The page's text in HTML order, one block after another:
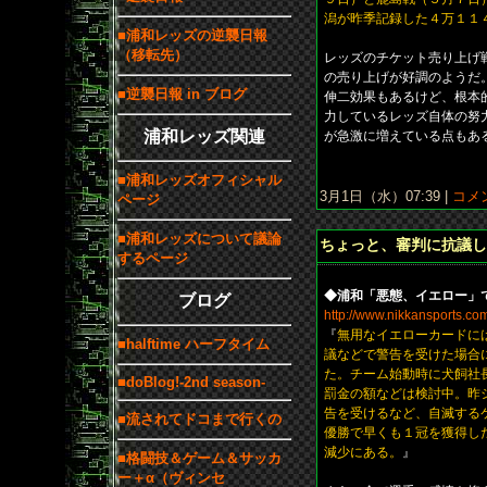
■浦和レッズの逆襲日報
（移転先）
■逆襲日報 in ブログ
浦和レッズ関連
■浦和レッズオフィシャル
ページ
■浦和レッズについて議論
するページ
ブログ
■halftime ハーフタイム
■doBlog!-2nd season-
■流されてドコまで行くの
■格闘技＆ゲーム＆サッカ
ー＋α（ヴィンセ
潟が昨季記録した４万１１
レッズのチケット売り上
の売り上げが好調のようだ
伸二効果もあるけど、根本
力しているレッズ自体の
が急激に増えている点もあ
3月1日（水）07:39 | コメ
ちょっと、審判に抗議
◆浦和「悪態、イエロー」
http://
『無用なイエローカードに
議などで警告を受けた場合
た。チーム始動時に犬飼社
罰金の額などは検討中。昨
告を受けるなど、自滅する
優勝で早くも１冠を獲得し
減少にある。 』